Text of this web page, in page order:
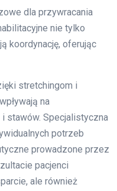
dla przywracania
nie tylko
koordynację, oferując
stretchingom i
na
i stawów. Specjalistyczna
potrzeb
prowadzone przez
pacjenci
ale również